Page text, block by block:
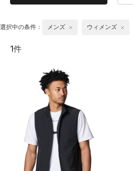
選択中の条件： メンズ ウィメンズ
1件